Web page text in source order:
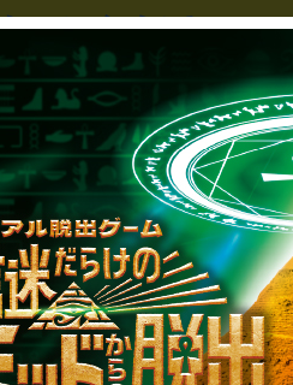
せください
問い合わせ
般のお客様